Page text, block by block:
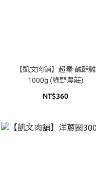
【凱文肉舖】超秦 鹹酥雞
1000g (綠野農莊)
NT$360